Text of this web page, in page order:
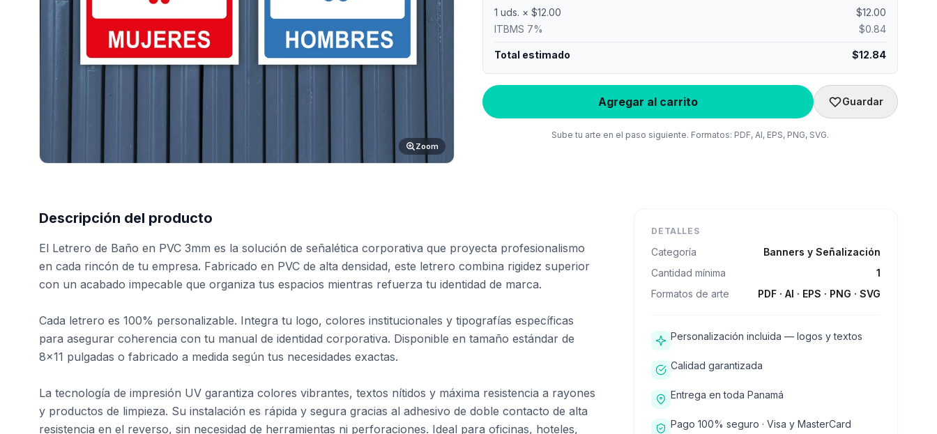
Zoom
1 uds. × $12.00 $12.00
ITBMS 7%
$0.84
Total estimado $12.84
Agregar al carrito Guardar
Sube tu arte en el paso siguiente. Formatos: PDF, AI, EPS, PNG, SVG.
Descripción del producto
El Letrero de Baño en PVC 3mm es la solución de señalética corporativa que proyecta profesionalismo
en cada rincón de tu empresa. Fabricado en PVC de alta densidad, este letrero combina rigidez superior
con un acabado impecable que organiza tus espacios mientras refuerza tu identidad de marca.
Cada letrero es 100% personalizable. Integra tu logo, colores institucionales y tipografías específicas
para asegurar coherencia con tu manual de identidad corporativa. Disponible en tamaño estándar de
8×11 pulgadas o fabricado a medida según tus necesidades exactas.
La tecnología de impresión UV garantiza colores vibrantes, textos nítidos y máxima resistencia a rayones
y productos de limpieza. Su instalación es rápida y segura gracias al adhesivo de doble contacto de alta
resistencia en el reverso, sin necesidad de herramientas ni perforaciones. Ideal para oficinas, hoteles,
DETALLES
Categoría
Banners y Señalización
Cantidad mínima
1
Formatos de arte
PDF · AI · EPS · PNG · SVG
Personalización incluida — logos y textos
Calidad garantizada
Entrega en toda Panamá
Pago 100% seguro · Visa y MasterCard